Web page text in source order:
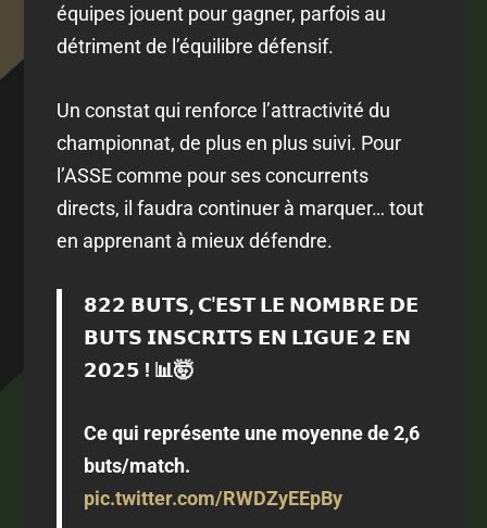
équipes jouent pour gagner, parfois au
détriment de l’équilibre défensif.
Un constat qui renforce l’attractivité du
championnat, de plus en plus suivi. Pour
l’ASSE comme pour ses concurrents
directs, il faudra continuer à marquer… tout
en apprenant à mieux défendre.
𝟴𝟮𝟮 𝗕𝗨𝗧𝗦, 𝗖'𝗘𝗦𝗧 𝗟𝗘 𝗡𝗢𝗠𝗕𝗥𝗘 𝗗𝗘
𝗕𝗨𝗧𝗦 𝗜𝗡𝗦𝗖𝗥𝗜𝗧𝗦 𝗘𝗡 𝗟𝗜𝗚𝗨𝗘 𝟮 𝗘𝗡
𝟮𝟬𝟮𝟱 ! 📊🤯
Ce qui représente une moyenne de 2,6
buts/match.
pic.twitter.com/RWDZyEEpBy